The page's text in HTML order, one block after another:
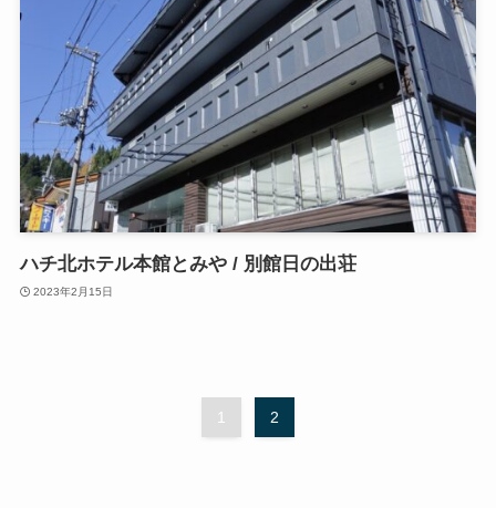
ハチ北ホテル本館とみや / 別館日の出荘
2023年2月15日
1 2